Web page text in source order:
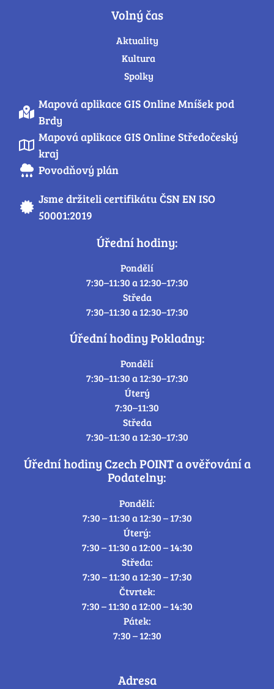
Volný čas
Aktuality
Kultura
Spolky
Mapová aplikace GIS Online Mníšek pod
Brdy
Mapová aplikace GIS Online Středočeský
kraj
Povodňový plán
Jsme držiteli certifikátu ČSN EN ISO
50001:2019
Úřední hodiny:
Pondělí
7:30–11:30 a 12:30–17:30
Středa
7:30–11:30 a 12:30–17:30
Úřední hodiny Pokladny:
Pondělí
7:30–11:30 a 12:30–17:30
Úterý
7:30–11:30
Středa
7:30–11:30 a 12:30–17:30
Úřední hodiny Czech POINT a ověřování a
Podatelny:
Pondělí:
7:30 – 11:30 a 12:30 – 17:30
Úterý:
7:30 – 11:30 a 12:00 – 14:30
Středa:
7:30 – 11:30 a 12:30 – 17:30
Čtvrtek:
7:30 – 11:30 a 12:00 – 14:30
Pátek:
7:30 – 12:30
Adresa